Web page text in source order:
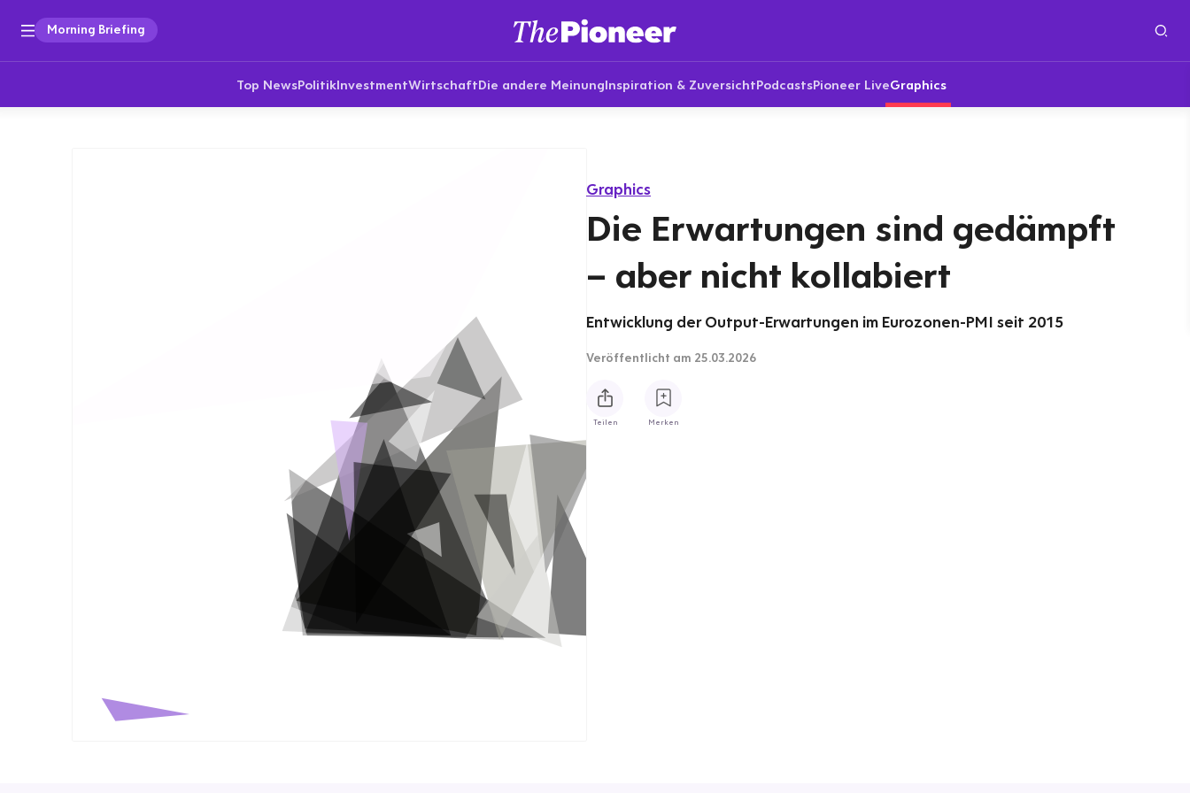
Morning Briefing
Top NewsPolitikInvestmentWirtschaftDie andere MeinungInspiration & ZuversichtPodcastsPioneer LiveGraphics
Graphics
Die Erwartungen sind gedämpft
– aber nicht kollabiert
Entwicklung der Output-Erwartungen im Eurozonen-PMI seit 2015
Veröffentlicht am 25.03.2026
Teilen Merken